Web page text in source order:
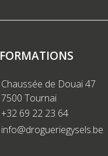
Chaussée de Douai 47
7500 Tournai
+32 69 22 23 64
info@drogueriegysels.be